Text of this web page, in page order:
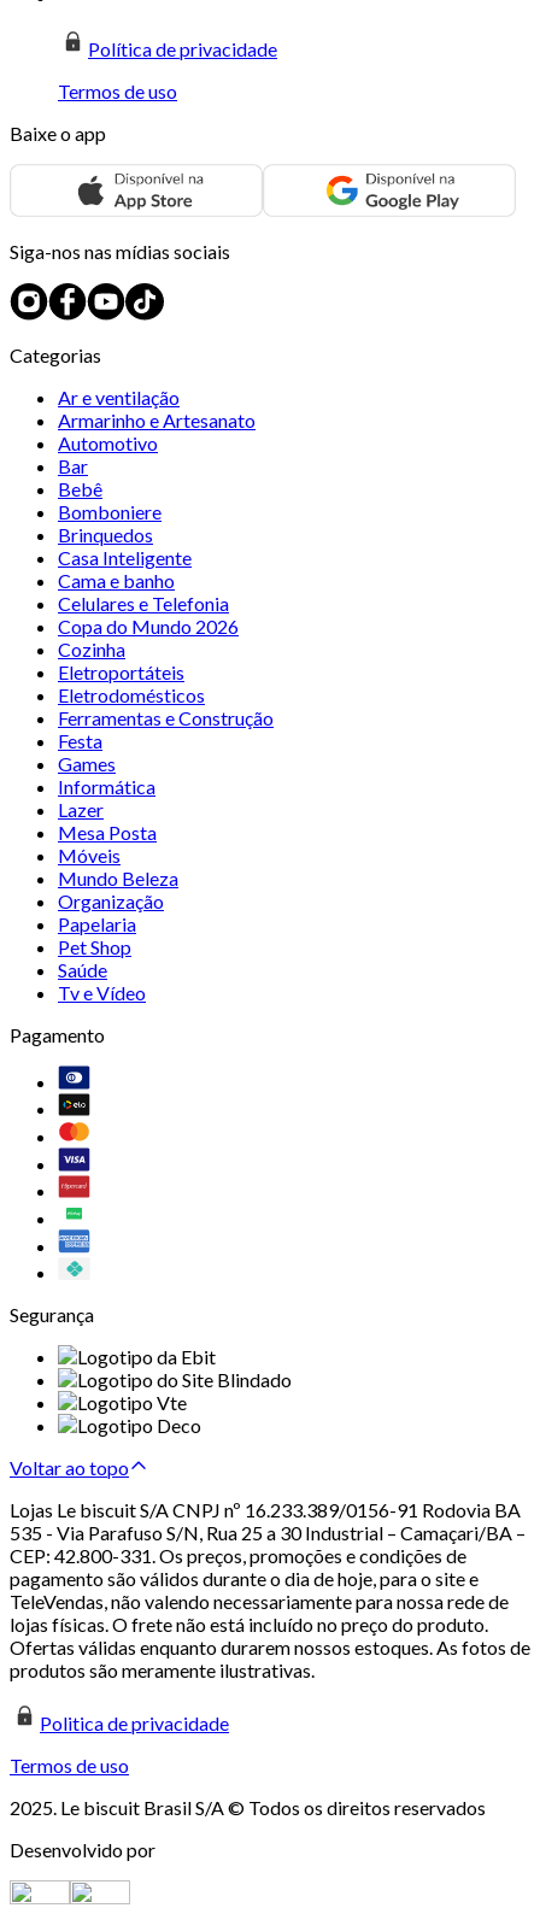
Política de privacidade
Termos de uso
Baixe o app
Siga-nos nas mídias sociais
Categorias
Ar e ventilação
Armarinho e Artesanato
Automotivo
Bar
Bebê
Bomboniere
Brinquedos
Casa Inteligente
Cama e banho
Celulares e Telefonia
Copa do Mundo 2026
Cozinha
Eletroportáteis
Eletrodomésticos
Ferramentas e Construção
Festa
Games
Informática
Lazer
Mesa Posta
Móveis
Mundo Beleza
Organização
Papelaria
Pet Shop
Saúde
Tv e Vídeo
Pagamento
Segurança
Voltar ao topo
Lojas Le biscuit S/A CNPJ nº 16.233.389/0156-91 Rodovia BA
535 - Via Parafuso S/N, Rua 25 a 30 Industrial – Camaçari/BA –
CEP: 42.800-331. Os preços, promoções e condições de
pagamento são válidos durante o dia de hoje, para o site e
TeleVendas, não valendo necessariamente para nossa rede de
lojas físicas. O frete não está incluído no preço do produto.
Ofertas válidas enquanto durarem nossos estoques. As fotos de
produtos são meramente ilustrativas.
Politica de privacidade
Termos de uso
2025. Le biscuit Brasil S/A © Todos os direitos reservados
Desenvolvido por